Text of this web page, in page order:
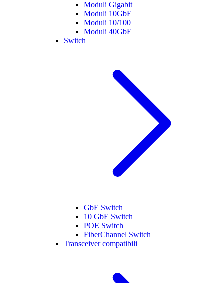
Moduli Gigabit
Moduli 10GbE
Moduli 10/100
Moduli 40GbE
Switch
GbE Switch
10 GbE Switch
POE Switch
FiberChannel Switch
Transceiver compatibili